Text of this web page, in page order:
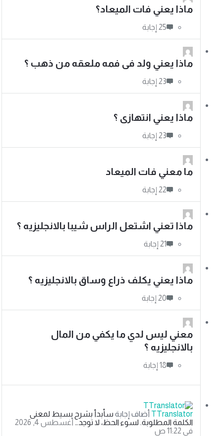
ماذا يعني فات الميعاد؟
ماذا يعني ولد فى فمه ملعقه من ذهب ؟
ماذا يعني انتهازى ؟
ما معني فات الميعاد
ماذا تعني اشتعل الراس شيبا بالانجليزيه ؟
ماذا يعني يكلف ذراع وساق بالانجليزيه ؟
معني ليس لدي ما يكفي من المال
بالانجليزيه ؟
TTranslator‫أضاف إجابة
سأبدأ بشرح بسيط لمعنى
الكلمة المطلوبة. لسوء الحظ، لا توجد…
‫أغسطس 4, 2026
في 11:22 ص